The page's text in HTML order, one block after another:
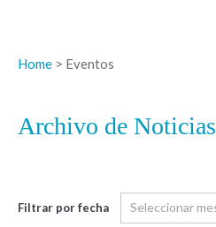
Home > Eventos
Archivo de Noticias
Filtrar por fecha